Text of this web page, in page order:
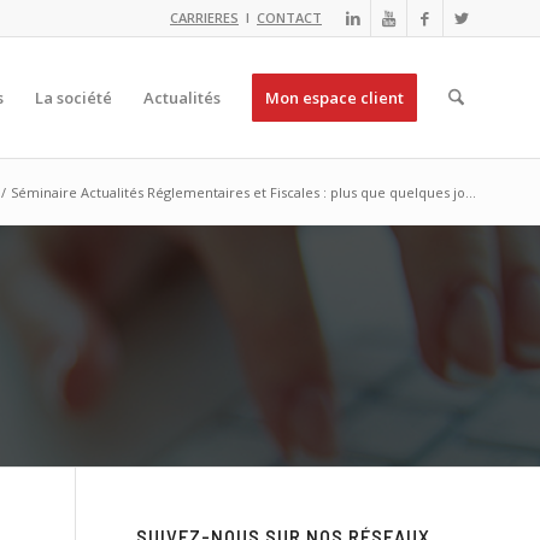
CARRIERES I CONTACT
La société Actualités Mon espace client
/ Séminaire Actualités Réglementaires et Fiscales : plus que quelques jo...